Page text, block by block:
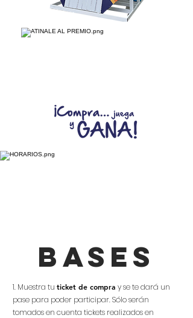
bases
1. Muestra tu ticket de compra y se te dará un
pase para poder participar. Sólo serán
tomados en cuenta tickets realizados en